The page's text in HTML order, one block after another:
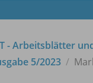
- Arbeitsblätter
5/2023